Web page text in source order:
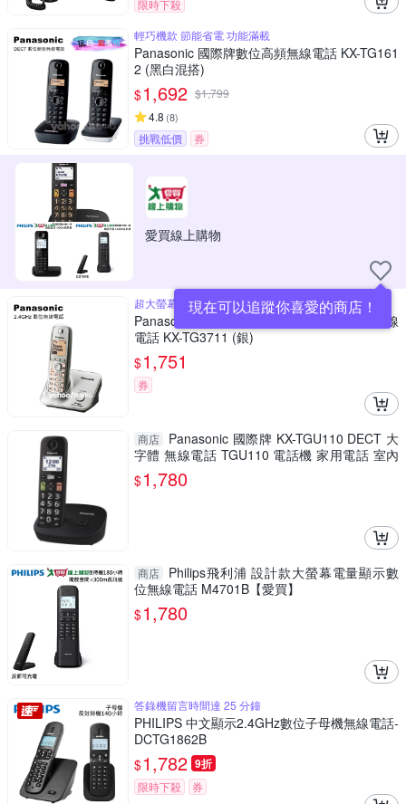
限時下殺
輕巧機款 節能省電 功能滿載
Panasonic 國際牌數位高頻無線電話 KX-TG161
2 (黑白混搭)
$1,692 $1,799
4.8 (8)
挑戰低價 券
愛買線上購物
現在可以追蹤你喜愛的商店！
超大螢幕 大字體顯示
Panasonic 國際牌2.4GHz高頻數位大字體無線
電話 KX-TG3711 (銀)
$1,751
券
商店
Panasonic 國際牌 KX-TGU110 DECT 大
字體 無線電話 TGU110 電話機 家用電話 室內
電話
$1,780
商店
Philips飛利浦 設計款大螢幕電量顯示數
位無線電話 M4701B【愛買】
$1,780
答錄機留言時間達 25 分鐘
PHILIPS 中文顯示2.4GHz數位子母機無線電話-
DCTG1862B
$1,782 9折
限時下殺 券